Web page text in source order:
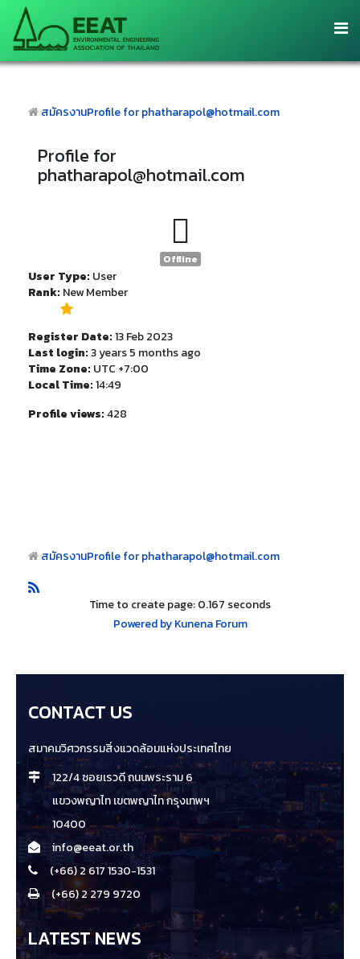
สมัครงานProfile for phatharapol@hotmail.com
Profile for
phatharapol@hotmail.com
Offline
User Type: User
Rank: New Member
Register Date:13 Feb 2023
Last login:3 years 5 months ago
Time Zone: UTC +7:00
Local Time:14:49
Profile views:428
สมัครงานProfile for phatharapol@hotmail.com
Time to create page: 0.167 seconds
Powered by Kunena Forum
CONTACT US
สมาคมวิศวกรรมสิ่งแวดล้อมแห่งประเทศไทย
122/4 ซอยเรวดี ถนนพระราม 6
แขวงพญาไท เขตพญาไท กรุงเทพฯ
10400
info@eeat.or.th
(+66) 2 617 1530-1531
(+66) 2 279 9720
LATEST NEWS